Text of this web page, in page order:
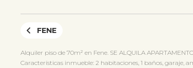
FENE
Alquiler piso de 70m² en Fene. SE ALQUILA
Características inmueble: 2 habitaciones, 1 baños, garaje,